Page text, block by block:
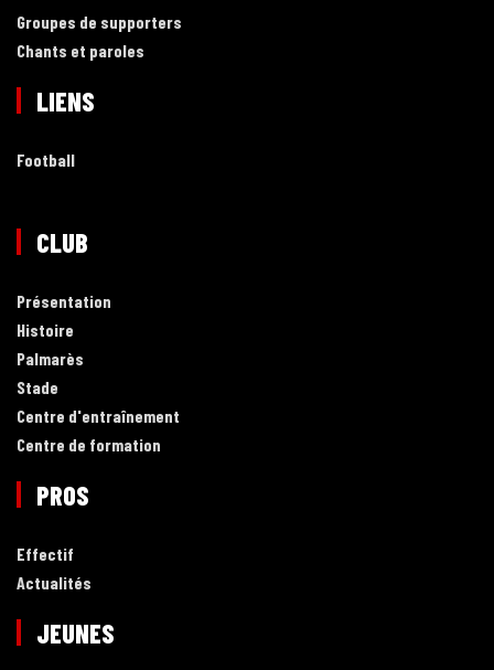
Groupes de supporters
Chants et paroles
LIENS
Football
CLUB
Présentation
Histoire
Palmarès
Stade
Centre d'entraînement
Centre de formation
PROS
Effectif
Actualités
JEUNES